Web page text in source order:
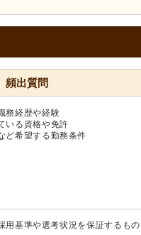
頻出質問
務経歴や経験
いる資格や免許
ど希望する勤務条件
基準や選考状況を保証するもの